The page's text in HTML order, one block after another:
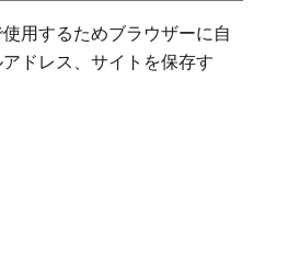
用するためブラウザーに自
ドレス、サイトを保存す